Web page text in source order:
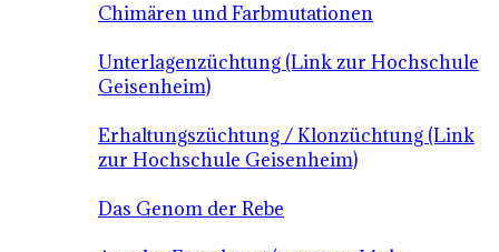
Chimären und Farbmutationen
Unterlagenzüchtung (Link zur Hochschule
Geisenheim)
Erhaltungszüchtung / Klonzüchtung (Link
zur Hochschule Geisenheim)
Das Genom der Rebe